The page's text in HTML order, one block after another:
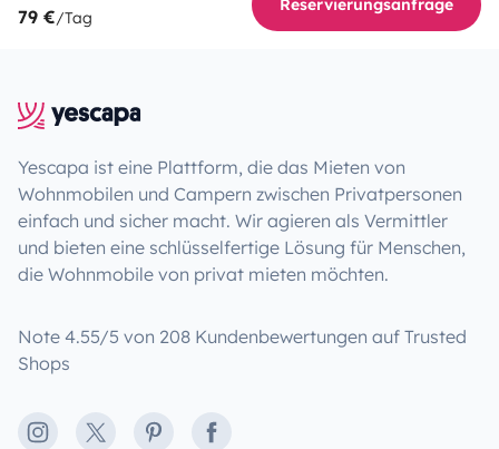
79 €/Tag
Reservierungsanfrage
Yescapa ist eine Plattform, die das Mieten von
Wohnmobilen und Campern zwischen Privatpersonen
einfach und sicher macht. Wir agieren als Vermittler
und bieten eine schlüsselfertige Lösung für Menschen,
die Wohnmobile von privat mieten möchten.
Note 4.55/5 von 208 Kundenbewertungen auf Trusted
Shops
Instagram
X PinterestFacebook